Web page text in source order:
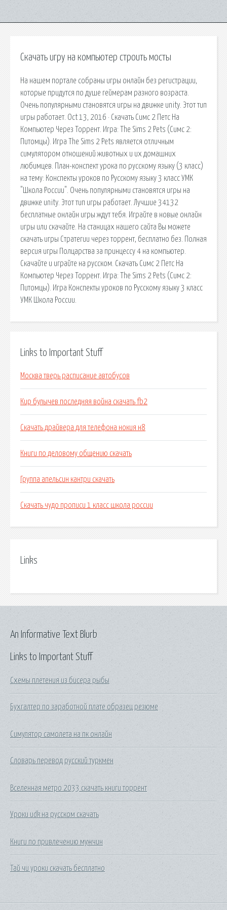
Скачать игру на компьютер строить мосты
На нашем портале собраны игры онлайн без регистрации,
которые придутся по душе геймерам разного возраста.
Очень популярными становятся игры на движке unity. Этот тип
игры работает. Oct 13, 2016 · Скачать Симс 2 Петс На
Компьютер Через Торрент. Игра: The Sims 2 Pets (Симс 2:
Питомцы). Игра The Sims 2 Pets является отличным
симулятором отношений животных и их домашних
любимцев. План-конспект урока по русскому языку (3 класс)
на тему: Конспекты уроков по Русскому языку 3 класс УМК
"Школа России". Очень популярными становятся игры на
движке unity. Этот тип игры работает. Лучшие 34132
бесплатные онлайн игры ждут тебя. Играйте в новые онлайн
игры или скачайте. На станицах нашего сайта Вы можете
скачать игры Стратегии через торрент, бесплатно без. Полная
версия игры Полцарства за принцессу 4 на компьютер.
Скачайте и играйте на русском. Скачать Симс 2 Петс На
Компьютер Через Торрент. Игра: The Sims 2 Pets (Симс 2:
Питомцы). Игра Конспекты уроков по Русскому языку 3 класс
УМК Школа России.
Links to Important Stuff
Москва тверь расписание автобусов
Кир булычев последняя война скачать fb2
Скачать драйвера для телефона нокия н8
Книги по деловому общению скачать
Группа апельсин кантри скачать
Скачать чудо прописи 1 класс школа россии
Links
Links to Important Stuff
Схемы плетения из бисера рыбы
Бухгалтер по заработной плате образец резюме
Симулятор самолета на пк онлайн
Словарь перевод русский туркмен
Вселенная метро 2033 скачать книги торрент
Уроки udk на русском скачать
Книги по привлечению мужчин
Тай чи уроки скачать бесплатно
An Informative Text Blurb